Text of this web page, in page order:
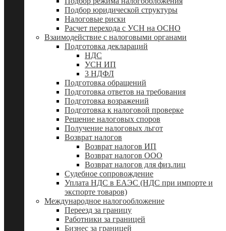
Подбор юридической структуры
Налоговые риски
Расчет перехода с УСН на ОСНО
Взаимодействие с налоговыми органами
Подготовка деклараций
НДС
УСН ИП
3 НДФЛ
Подготовка обращений
Подготовка ответов на требования
Подготовка возражений
Подготовка к налоговой проверке
Решение налоговых споров
Получение налоговых льгот
Возврат налогов
Возврат налогов ИП
Возврат налогов ООО
Возврат налогов для физ.лиц
Судебное сопровождение
Уплата НДС в ЕАЭС (НДС при импорте и
экспорте товаров)
Международное налогообложение
Переезд за границу
Работники за границей
Бизнес за границей